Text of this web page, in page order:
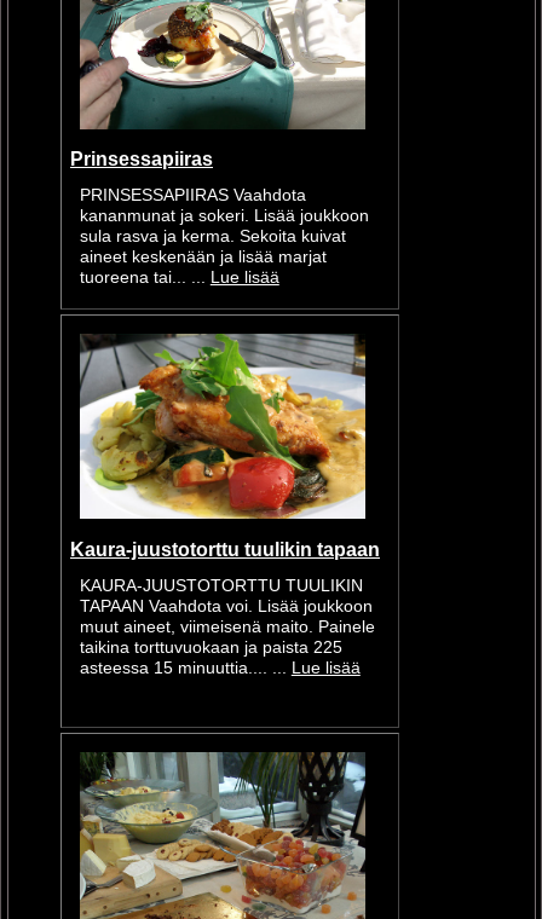
Prinsessapiiras
PRINSESSAPIIRAS Vaahdota
kananmunat ja sokeri. Lisää joukkoon
sula rasva ja kerma. Sekoita kuivat
aineet keskenään ja lisää marjat
tuoreena tai... ... Lue lisää
Kaura-juustotorttu tuulikin tapaan
KAURA-JUUSTOTORTTU TUULIKIN
TAPAAN Vaahdota voi. Lisää joukkoon
muut aineet, viimeisenä maito. Painele
taikina torttuvuokaan ja paista 225
asteessa 15 minuuttia.... ... Lue lisää